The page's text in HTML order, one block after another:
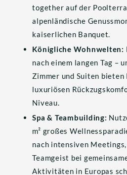
together auf der
alpenländische
kaiserlichen Banquet.
Königliche Wohnwelten:
nach einem langen Tag –
Zimmer und Suiten
luxuriösen
Niveau.
Spa & Teambuilding:
m² großes
nach intensiven
Teamgeist bei
Aktivitäten in Europas